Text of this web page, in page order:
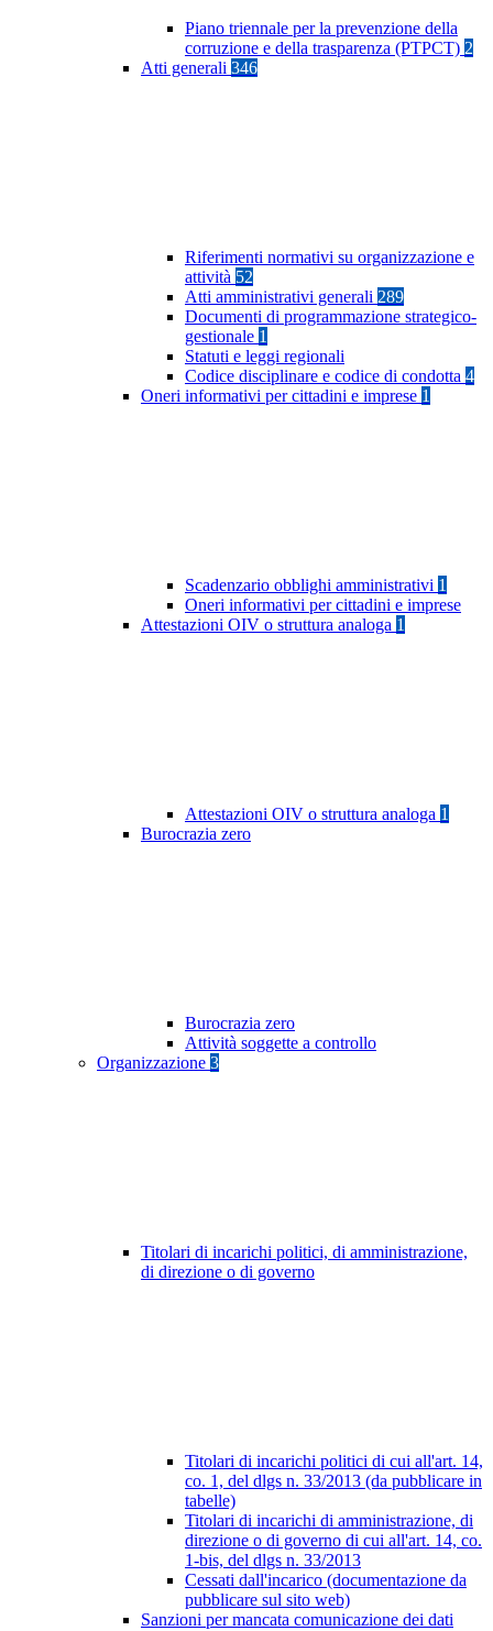
Piano triennale per la prevenzione della
corruzione e della trasparenza (PTPCT) 2
Atti generali 346
Riferimenti normativi su organizzazione e
attività 52
Atti amministrativi generali 289
Documenti di programmazione strategico-
gestionale 1
Statuti e leggi regionali
Codice disciplinare e codice di condotta 4
Oneri informativi per cittadini e imprese 1
Scadenzario obblighi amministrativi 1
Oneri informativi per cittadini e imprese
Attestazioni OIV o struttura analoga 1
Attestazioni OIV o struttura analoga 1
Burocrazia zero
Burocrazia zero
Attività soggette a controllo
Organizzazione 3
Titolari di incarichi politici, di amministrazione,
di direzione o di governo
Titolari di incarichi politici di cui all'art. 14,
co. 1, del dlgs n. 33/2013 (da pubblicare in
tabelle)
Titolari di incarichi di amministrazione, di
direzione o di governo di cui all'art. 14, co.
1-bis, del dlgs n. 33/2013
Cessati dall'incarico (documentazione da
pubblicare sul sito web)
Sanzioni per mancata comunicazione dei dati